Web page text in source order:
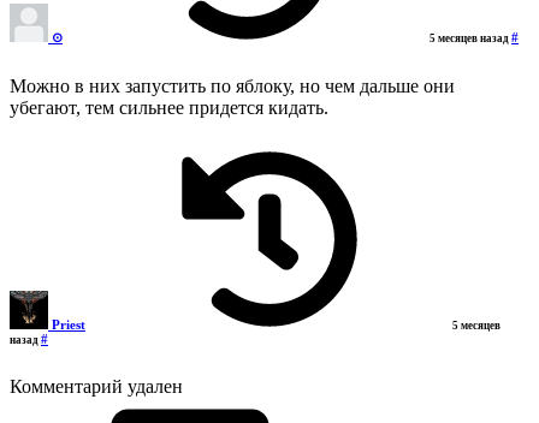
⊙‎‎ 5 месяцев назад #
Можно в них запустить по яблоку, но чем дальше они
убегают, тем сильнее придется кидать.
Priest
5 месяцев
назад #
Комментарий удален